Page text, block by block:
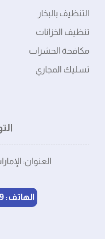
التنظيف بالبخار
تنظيف الخزانات
مكافحة الحشرات
تسليك المجاري
العنوان:
الهاتف: 0555850149